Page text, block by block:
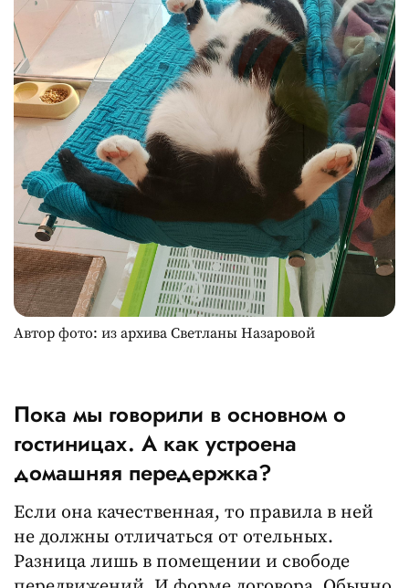
Автор фото: из архива Светланы Назаровой
Пока мы говорили в основном о
гостиницах. А как устроена
домашняя передержка?
Если она качественная, то правила в ней
не должны отличаться от отельных.
Разница лишь в помещении и свободе